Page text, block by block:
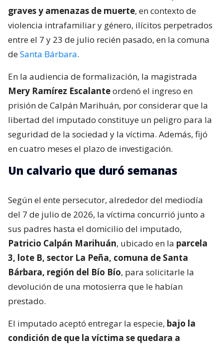
graves y amenazas de muerte, en contexto de
violencia intrafamiliar y género, ilícitos perpetrados
entre el 7 y 23 de julio recién pasado, en la comuna
deSanta Bárbara.
En la audiencia de formalización, la magistrada
Mery Ramírez Escalanteordenó el ingreso en
prisión de Calpán Marihuán, por considerar que la
libertad del imputado constituye un peligro para la
seguridad de la sociedad y la víctima. Además, fijó
en cuatro meses el plazo de investigación.
Un calvario que duró semanas
Según el ente persecutor, alrededor del mediodía
del 7 de julio de 2026, la víctima concurrió junto a
sus padres hasta el domicilio del imputado,
Patricio Calpán Marihuán, ubicado en la parcela
3, lote B, sector La Peña, comuna de Santa
Bárbara, región del Bío Bío, para solicitarle la
devolución de una motosierra que le habían
prestado.
El imputado aceptó entregar la especie, bajo la
condición de que la víctima se quedara a